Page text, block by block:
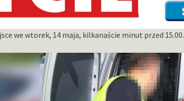
we wtorek, 14 maja, kilkanaście minut przed 15.00.